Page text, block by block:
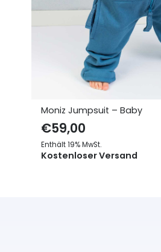
Moniz Jumpsuit – Baby
€59,00
Enthält 19% MwSt.
Kostenloser Versand